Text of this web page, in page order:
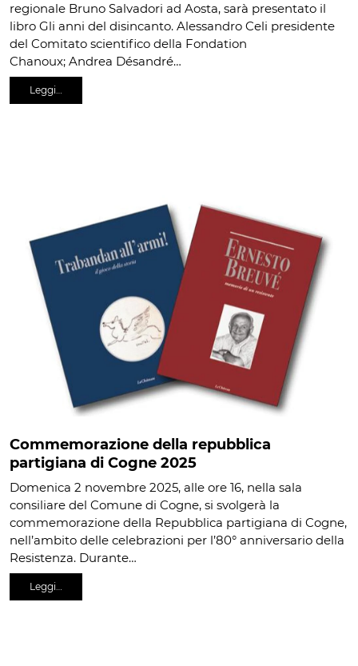
regionale Bruno Salvadori ad Aosta, sarà presentato il
libro Gli anni del disincanto. Alessandro Celi presidente
del Comitato scientifico della Fondation
Chanoux; Andrea Désandré…
Leggi…
Commemorazione della repubblica
partigiana di Cogne 2025
Domenica 2 novembre 2025, alle ore 16, nella sala
consiliare del Comune di Cogne, si svolgerà la
commemorazione della Repubblica partigiana di Cogne,
nell’ambito delle celebrazioni per l’80° anniversario della
Resistenza. Durante…
Leggi…